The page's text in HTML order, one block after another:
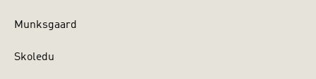
Munksgaard
Skoledu